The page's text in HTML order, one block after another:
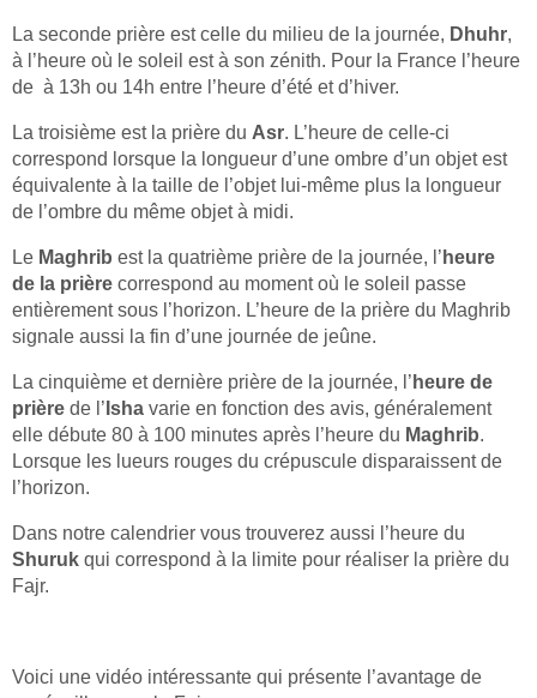
La seconde prière est celle du milieu de la journée, Dhuhr,
à l’heure où le soleil est à son zénith. Pour la France l’heure
de à 13h ou 14h entre l’heure d’été et d’hiver.
La troisième est la prière du Asr. L’heure de celle-ci
correspond lorsque la longueur d’une ombre d’un objet est
équivalente à la taille de l’objet lui-même plus la longueur
de l’ombre du même objet à midi.
Le Maghrib est la quatrième prière de la journée, l’ heure
de la prière correspond au moment où le soleil passe
entièrement sous l’horizon. L’heure de la prière du Maghrib
signale aussi la fin d’une journée de jeûne.
La cinquième et dernière prière de la journée, l’ heure de
prière de l’ Isha varie en fonction des avis, généralement
elle débute 80 à 100 minutes après l’heure du Maghrib.
Lorsque les lueurs rouges du crépuscule disparaissent de
l’horizon.
Dans notre calendrier vous trouverez aussi l’heure du
Shuruk qui correspond à la limite pour réaliser la prière du
Fajr.
Voici une vidéo intéressante qui présente l’avantage de